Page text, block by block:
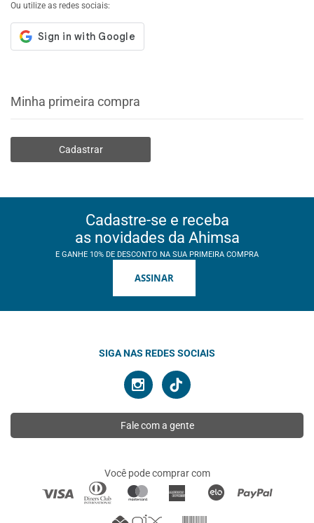
Ou utilize as redes sociais:
Minha primeira compra
Cadastrar
Cadastre-se e receba
as novidades da Ahimsa
E GANHE 10% DE DESCONTO NA SUA PRIMEIRA COMPRA
ASSINAR
SIGA NAS REDES SOCIAIS
Fale com a gente
Você pode comprar com